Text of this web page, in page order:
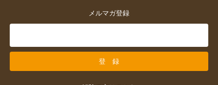
メルマガ登録